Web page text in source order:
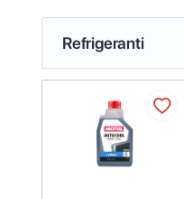
Refrigeranti